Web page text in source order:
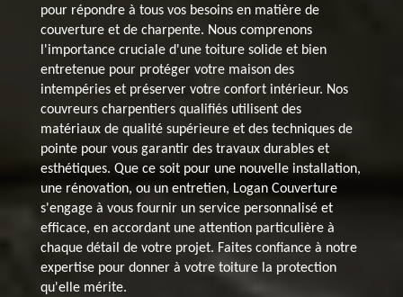
pour répondre à tous vos besoins en matière de
couverture et de charpente. Nous comprenons
l'importance cruciale d'une toiture solide et bien
entretenue pour protéger votre maison des
intempéries et préserver votre confort intérieur. Nos
couvreurs charpentiers qualifiés utilisent des
matériaux de qualité supérieure et des techniques de
pointe pour vous garantir des travaux durables et
esthétiques. Que ce soit pour une nouvelle installation,
une rénovation, ou un entretien, Logan Couverture
s'engage à vous fournir un service personnalisé et
efficace, en accordant une attention particulière à
chaque détail de votre projet. Faites confiance à notre
expertise pour donner à votre toiture la protection
qu'elle mérite.